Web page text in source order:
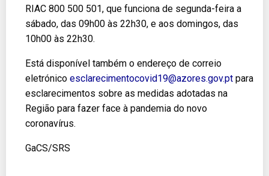
RIAC 800 500 501, que funciona de segunda-feira a
sábado, das 09h00 às 22h30, e aos domingos, das
10h00 às 22h30.
Está disponível também o endereço de correio
eletrónico esclarecimentocovid19@azores.gov.pt para
esclarecimentos sobre as medidas adotadas na
Região para fazer face à pandemia do novo
coronavírus.
GaCS/SRS